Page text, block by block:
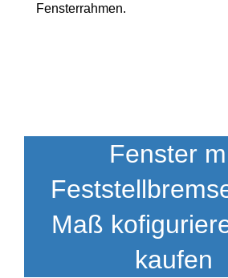
Fensterrahmen.
Fenster
Maß
kaufen